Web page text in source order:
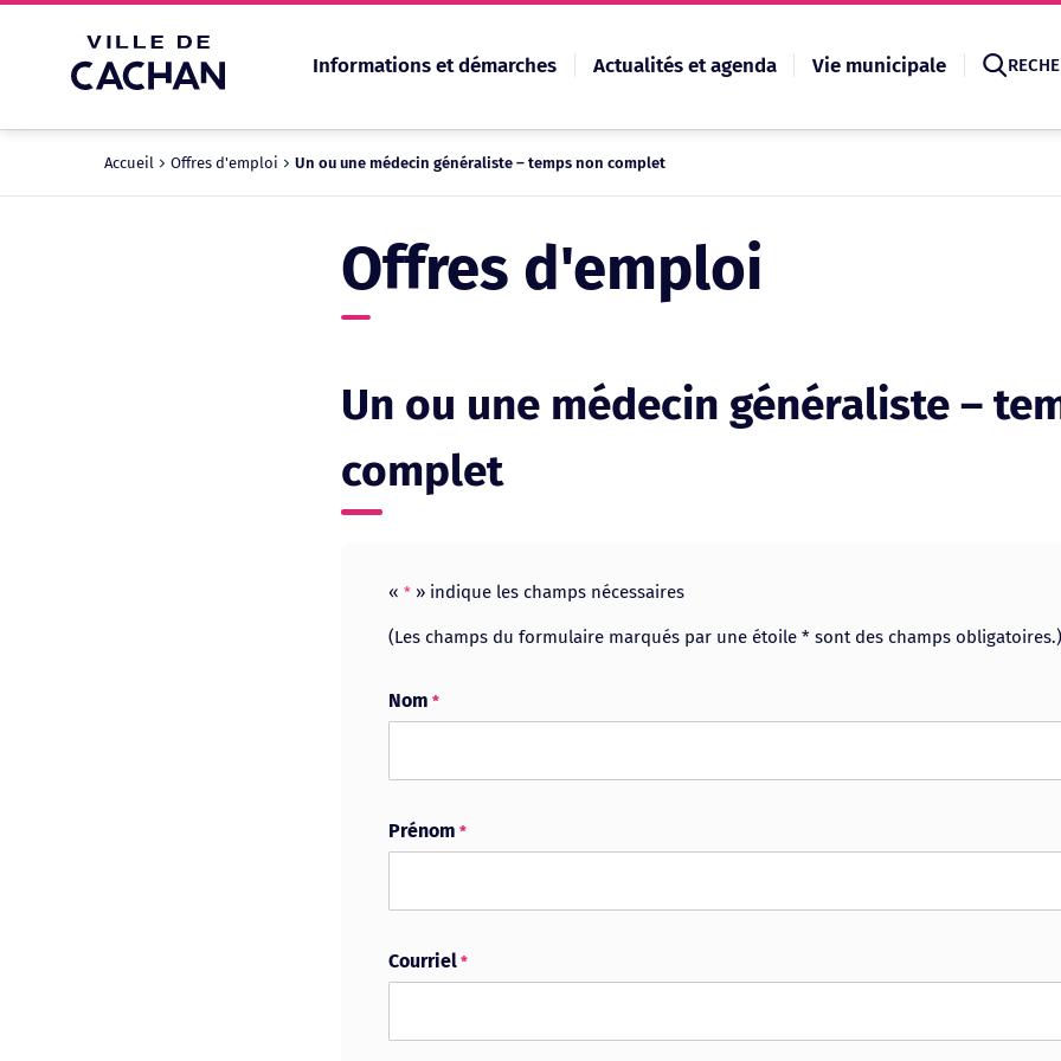
Informations et démarches Actualités et agenda Vie municipale
Recherche
Accueil Offres d'emploi Un ou une médecin généraliste – temps non complet
Offres d'emploi
Un ou une médecin généraliste –
complet
« * » indique les champs nécessaires
(Les champs du formulaire marqués par une étoile * sont des champs obligatoires.)
Nom *
Prénom *
Courriel *